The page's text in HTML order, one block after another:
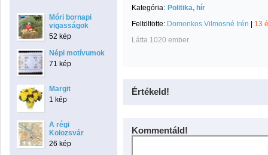
Móri bornapi
vigasságok
52 kép
Népi motívumok
71 kép
Margit
1 kép
A régi
Kolozsvár
26 kép
Kategória: Politika, hír
Feltöltötte: Domonkos Vilmosné Irén
13
Látta 1020 ember.
Értékeld!
Kommentáld!